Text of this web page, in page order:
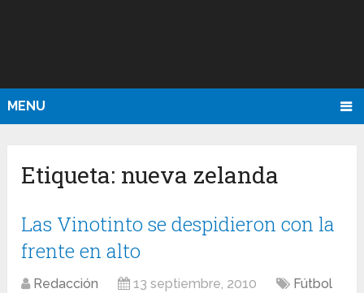
MENU
Etiqueta: nueva zelanda
Las Vinotinto se despidieron con la
frente en alto
Redacción 13 septiembre, 2010
Fútbol